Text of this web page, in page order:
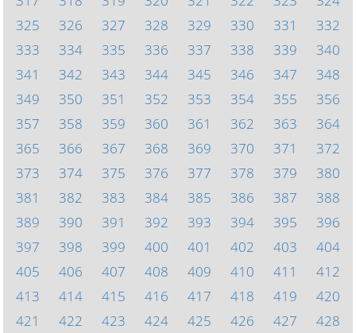
325
326 327 328 329 330 331
332
333
334 335 336 337 338 339
340
341
342 343 344 345 346 347
348
349
350 351 352 353 354 355
356
357
358 359 360 361 362 363
364
365
366 367 368 369 370 371
372
373
374 375 376 377 378 379
380
381
382 383 384 385 386 387
388
389
390 391 392 393 394 395
396
397
398 399 400 401 402 403
404
405
406 407 408 409 410 411
412
413
414 415 416 417 418 419
420
421
422 423 424 425 426 427 428